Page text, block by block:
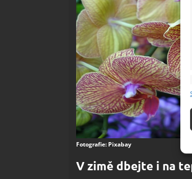
Fotografie: Pixabay
V zimě dbejte i na